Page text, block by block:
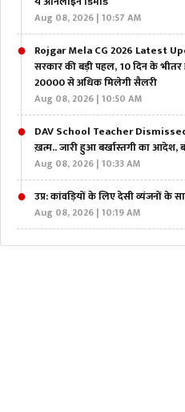
Aug 08, 2026 | 10:57 AM
Rojgar Mela CG 2026 Latest
सरकार की बड़ी पहल, 10 दिन के भीतर
20000 से अधिक मिलेगी सैलरी
Aug 08, 2026 | 10:50 AM
DAV School Teacher
ख़त्म.. जारी हुआ बर्खास्तगी का आदेश,
Aug 08, 2026 | 10:33 AM
उप्र: कांवड़ियों के लिए देसी व्यंजनों के
Aug 08, 2026 | 10:19 AM